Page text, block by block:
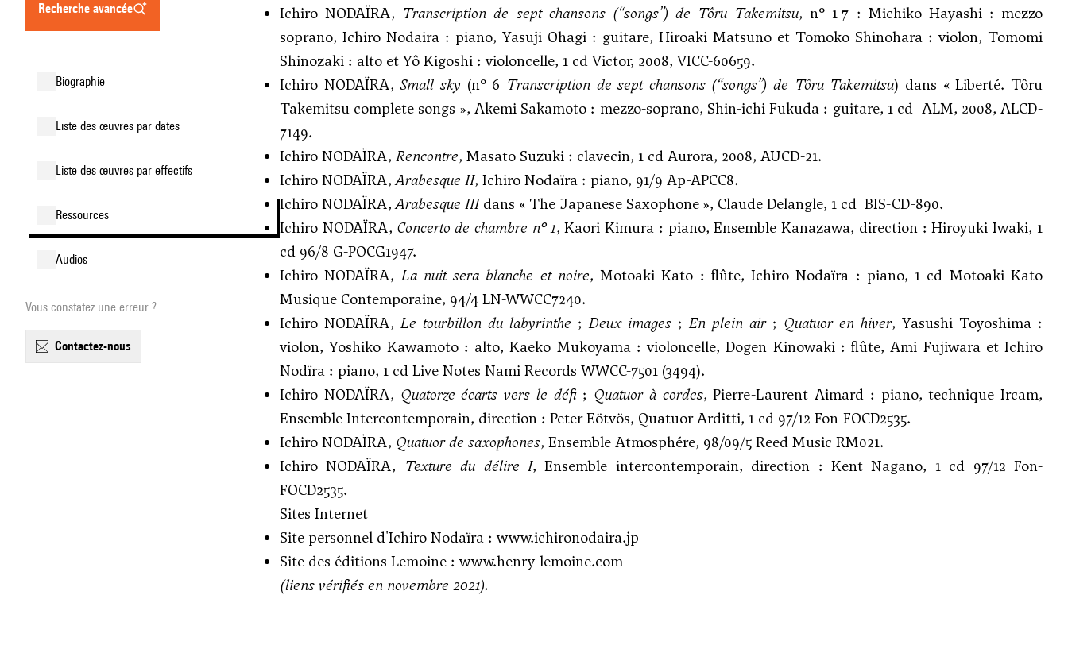
recherche avancée
biographie
liste des œuvres par dates
liste des œuvres par effectifs
ressources
audios
Vous constatez une erreur ?
contactez-nous
Ichiro NODAÏRA, Transcription de sept chansons (“songs”) de Tôru Takemitsu, n° 1-7 : Michiko Hayashi : mezzo
soprano, Ichiro Nodaira : piano, Yasuji Ohagi : guitare, Hiroaki Matsuno et Tomoko Shinohara : violon, Tomomi
Shinozaki : alto et Yô Kigoshi : violoncelle, 1 cd Victor, 2008, VICC-60659.
Ichiro NODAÏRA,Small sky (n° 6 Transcription de sept chansons (“songs”) de Tôru Takemitsu) dans « Liberté. Tôru
Takemitsu complete songs », Akemi Sakamoto : mezzo-soprano, Shin-ichi Fukuda : guitare, 1 cd ALM, 2008, ALCD-
7149.
Ichiro NODAÏRA, Rencontre, Masato Suzuki : clavecin, 1 cd Aurora, 2008, AUCD-21.
Ichiro NODAÏRA,Arabesque II, Ichiro Nodaïra : piano, 91/9 Ap-APCC8.
Ichiro NODAÏRA,Arabesque IIIdans « The Japanese Saxophone », Claude Delangle, 1 cd BIS-CD-890.
Ichiro NODAÏRA, Concerto de chambre n° 1, Kaori Kimura : piano, Ensemble Kanazawa, direction : Hiroyuki Iwaki, 1
cd 96/8 G-POCG1947.
Ichiro NODAÏRA, La nuit sera blanche et noire, Motoaki Kato : flûte, Ichiro Nodaïra : piano, 1 cd Motoaki Kato
Musique Contemporaine, 94/4 LN-WWCC7240.
Ichiro NODAÏRA, Le tourbillon du labyrinthe ;Deux images ; En plein air; Quatuor en hiver, Yasushi Toyoshima :
violon, Yoshiko Kawamoto : alto, Kaeko Mukoyama : violoncelle, Dogen Kinowaki : flûte, Ami Fujiwara et Ichiro
Nodïra : piano, 1 cd Live Notes Nami Records WWCC-7501 (3494).
Ichiro NODAÏRA, Quatorze écarts vers le défi; Quatuor à cordes, Pierre-Laurent Aimard : piano, technique Ircam,
Ensemble Intercontemporain, direction : Peter Eötvös, Quatuor Arditti, 1 cd 97/12 Fon-FOCD2535.
Ichiro NODAÏRA, Quatuor de saxophones, Ensemble Atmosphére, 98/09/5 Reed Music RM021.
Ichiro NODAÏRA, Texture du délire I, Ensemble intercontemporain, direction : Kent Nagano, 1 cd 97/12 Fon-
FOCD2535.
Sites Internet
Site personnel d'Ichiro Nodaïra :www.ichironodaira.jp
Site des éditions Lemoine :www.henry-lemoine.com
(liens vérifiés en novembre 2021).